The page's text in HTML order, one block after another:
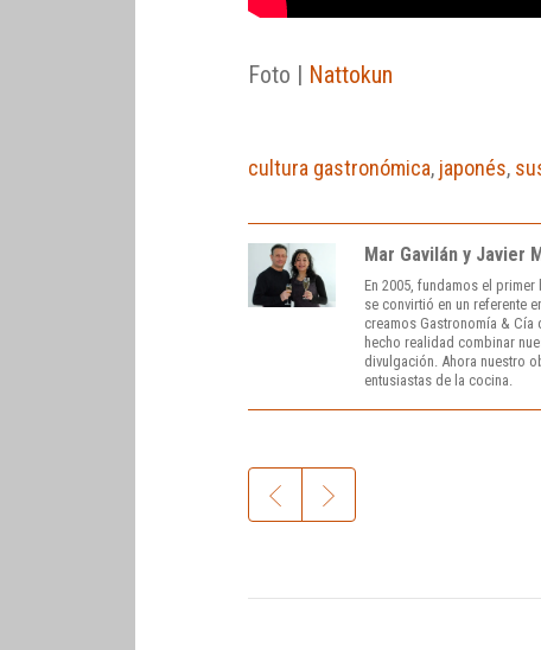
Foto | Nattokun
cultura gastronómica, japonés,
Mar Gavilán y Javier
En 2005, fundamos el
se convirtió en un referente
creamos Gastronomía & Cía
hecho realidad combinar
divulgación. Ahora nuestro
entusiastas de la cocina.